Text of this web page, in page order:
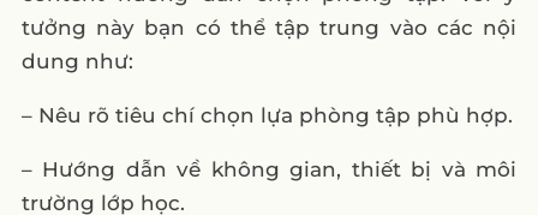
tưởng này bạn có thể tập trung vào các nội
dung như:
– Nêu rõ tiêu chí chọn lựa phòng tập phù hợp.
– Hướng dẫn về không gian, thiết bị và môi
trường lớp học.